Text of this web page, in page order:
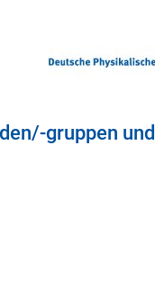
gruppen und